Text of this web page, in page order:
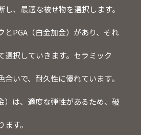
、最適な被せ物を選択します。
とPGA（白金加金）があり、それ
選択していきます。セラミック
いで、耐久性に優れています。
）は、適度な弾性があるため、破
す。